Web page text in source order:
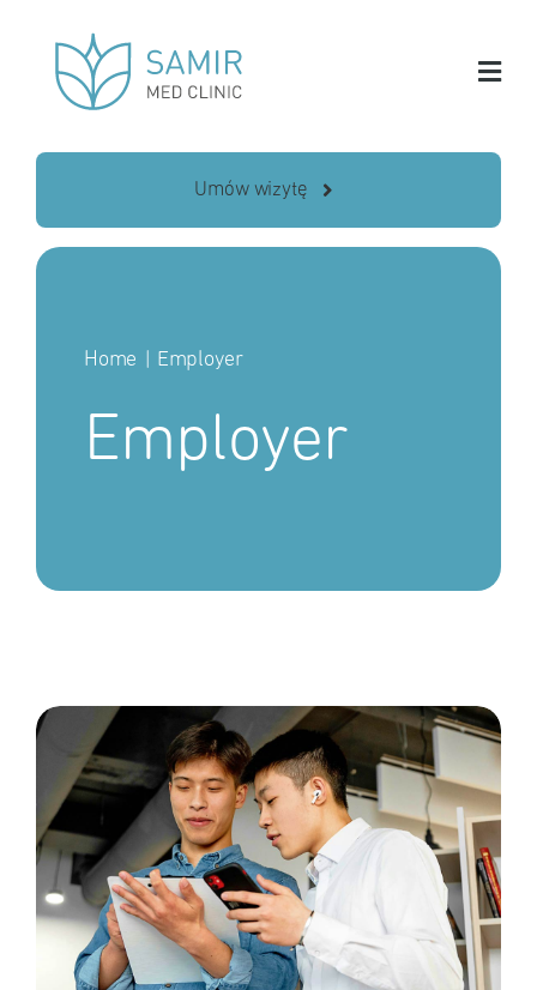
content
Umów wizytę
Home Employer
Employer